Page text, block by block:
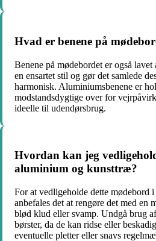
Hvad er benene på
Benene på mødebordet er også
en ensartet stil og gør det samlede
harmonisk. Aluminiumsbenene er
modstandsdygtige over for
ideelle til udendørsbrug.
Hvordan kan jeg
aluminium og kunsttræ?
For at vedligeholde dette mødebord
anbefales det at rengøre det med en
blød klud eller svamp. Undgå brug
børster, da de kan ridse eller
eventuelle pletter eller snavs